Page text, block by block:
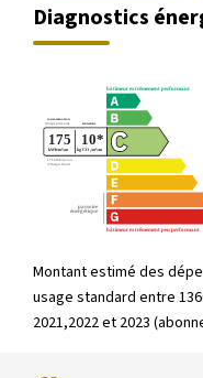
Diagnostics
Montant estimé des
usage standard entre
2021,2022 et 2023